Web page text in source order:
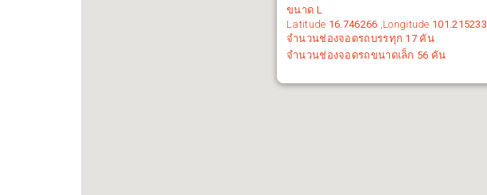
ขนาด L
Latitude 16.746266 ,Longitude 101.215233
จำนวนช่องจอดรถบรรทุก 17 คัน
จำนวนช่องจอดรถขนาดเล็ก 56 คัน